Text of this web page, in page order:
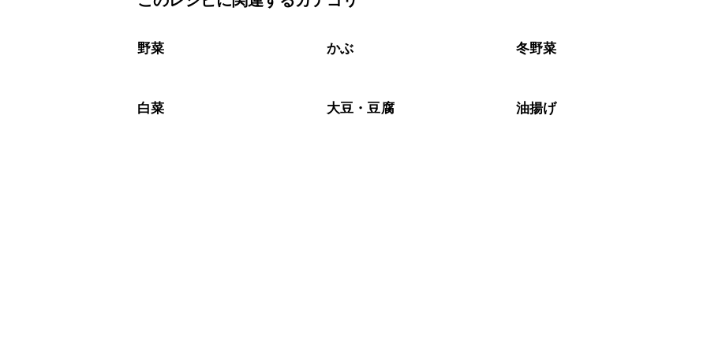
保存期間は冷蔵で翌日中が目安です。なるべくお早めにお召し上がりください。
※日持ちは目安です。
野菜 かぶ 冬野菜
白菜 大豆・豆腐 油揚げ